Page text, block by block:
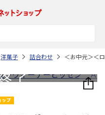
洋菓子 詰合わせ ＜お中元＞＜